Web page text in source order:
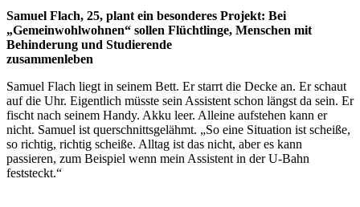
Samuel Flach, 25, plant ein besonderes Projekt: Bei
„Gemeinwohlwohnen“ sollen Flüchtlinge, Menschen mit
Behinderung und Studierende
zusammenleben
Samuel Flach liegt in seinem Bett. Er starrt die Decke an. Er schaut
auf die Uhr. Eigentlich müsste sein Assistent schon längst da sein. Er
fischt nach seinem Handy. Akku leer. Alleine aufstehen kann er
nicht. Samuel ist querschnittsgelähmt. „So eine Situation ist scheiße,
so richtig, richtig scheiße. Alltag ist das nicht, aber es kann
passieren, zum Beispiel wenn mein Assistent in der U-Bahn
feststeckt.“